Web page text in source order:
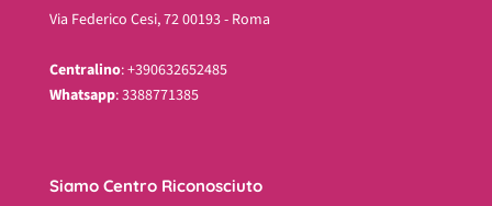
Via Federico Cesi, 72 00193 - Roma
Centralino: +390632652485
Whatsapp: 3388771385
Siamo Centro Riconosciuto